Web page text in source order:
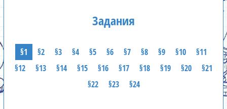
Задания
§1 §2 §3 §4 §5 §6 §7 §8 §9 §10
§11
§12
§13 §14 §15 §16 §17 §18 §19 §20
§21
§22
§23 §24